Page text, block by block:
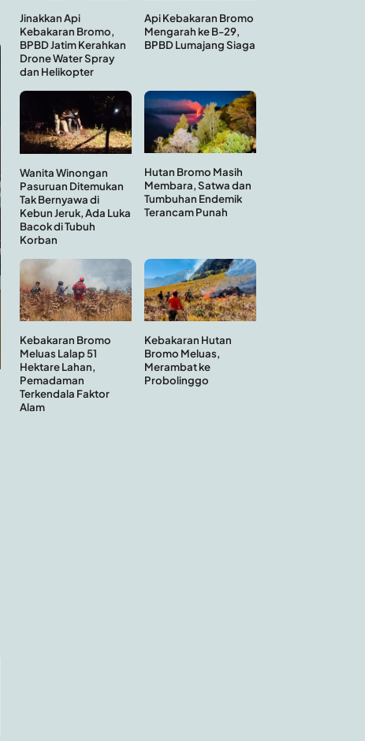
Jinakkan Api
Kebakaran Bromo,
BPBD Jatim Kerahkan
Drone Water Spray
dan Helikopter
Api Kebakaran Bromo
Mengarah ke B-29,
BPBD Lumajang Siaga
Wanita Winongan
Pasuruan Ditemukan
Tak Bernyawa di
Kebun Jeruk, Ada Luka
Bacok di Tubuh
Korban
Hutan Bromo Masih
Membara, Satwa dan
Tumbuhan Endemik
Terancam Punah
Kebakaran Bromo
Meluas Lalap 51
Hektare Lahan,
Pemadaman
Terkendala Faktor
Alam
Kebakaran Hutan
Bromo Meluas,
Merambat ke
Probolinggo